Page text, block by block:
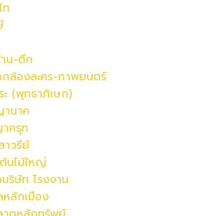
น-ตึก
กล้องละคร-ภาพยนตร์
(พุทธาภิเษก)
นาค
ครุฑ
าวรีย์
นไม้ใหญ่
บริษัท โรงงาน
หลักเมือง